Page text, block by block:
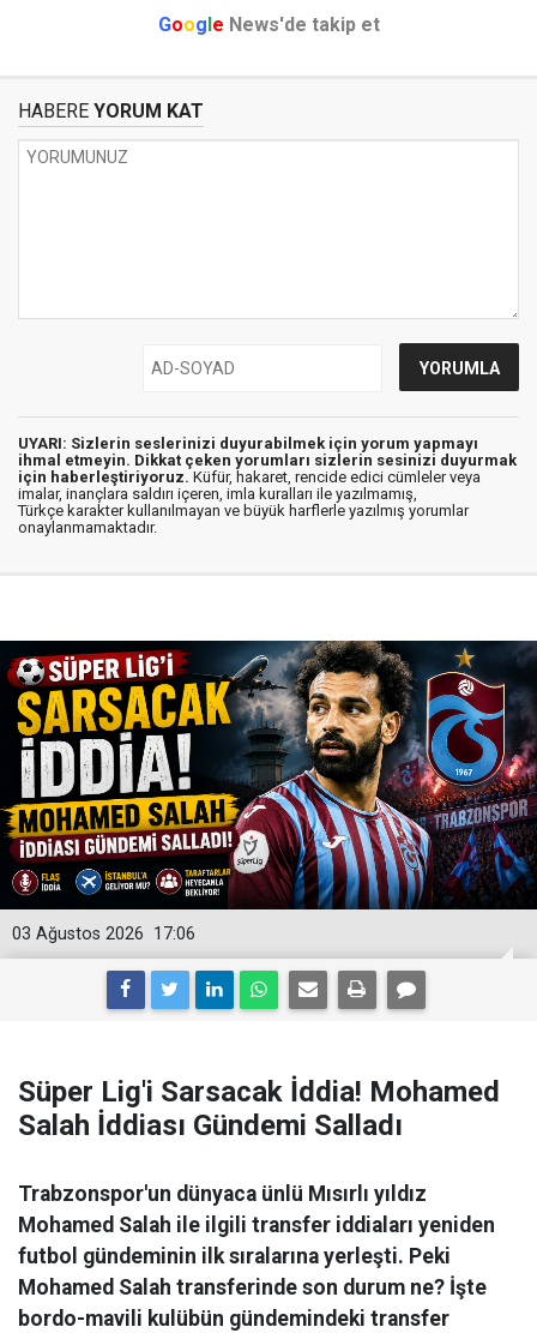
Goog e News'de takip et
HABERE YORUM KAT
UYARI: Sizlerin seslerinizi duyurabilmek için yorum yapmayı
ihmal etmeyin. Dikkat çeken yorumları sizlerin sesinizi duyurmak
için haberleştiriyoruz. Küfür, hakaret, rencide edici cümleler veya
imalar, inançlara saldırı içeren, imla kuralları ile yazılmamış,
Türkçe karakter kullanılmayan ve büyük harflerle yazılmış yorumlar
onaylanmamaktadır.
17:06
03 Ağustos 2026
Süper Lig'i Sarsacak İddia! Mohamed
Salah İddiası Gündemi Salladı
Trabzonspor'un dünyaca ünlü Mısırlı yıldız
Mohamed Salah ile ilgili transfer iddiaları yeniden
futbol gündeminin ilk sıralarına yerleşti. Peki
Mohamed Salah transferinde son durum ne? İşte
bordo-mavili kulübün gündemindeki transfer